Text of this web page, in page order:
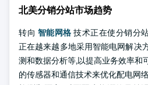
北美分销分站市场趋势
转向 智能网格 技术正在使分销分
正在越来越多地采用智能电网解决
测和数据分析等,以提高业务效率和
的传感器和通信技术来优化配电网